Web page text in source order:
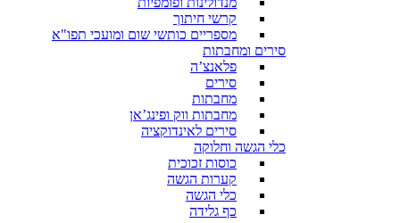
קרשי חיתוך
מספריים כותשי שום ומועכי תפו"א
סירים ומחבתות
פלאנצ’ה
סירים
מחבתות
מחבתות ווק ופינג’אן
סירים לאינדוקציה
כלי הגשה וחלוקה
כוסות זכוכית
קערות הגשה
כלי הגשה
כף גלידה